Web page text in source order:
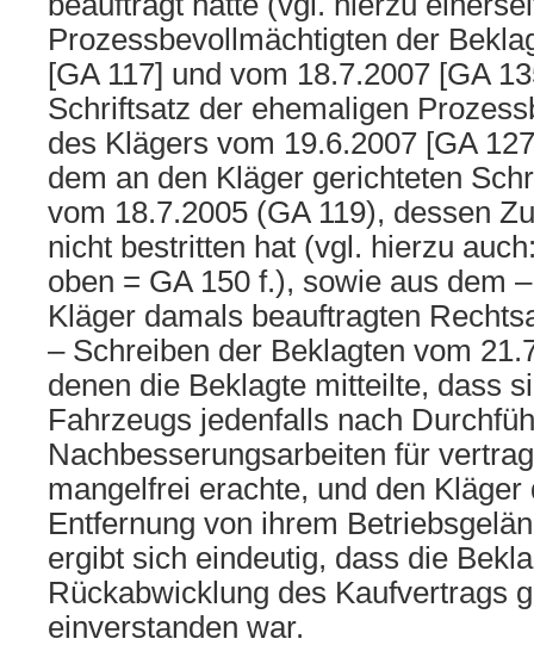
Prozessbevollmächtigten der
[GA 117] und vom 18.7.2007 [GA
Schriftsatz der ehemaligen
des Klägers vom 19.6.2007 [GA
dem an den Kläger gerichteten
vom 18.7.2005 (GA 119), dessen
nicht bestritten hat (vgl. hierzu
oben = GA 150 f.), sowie aus dem
Kläger damals beauftragten
– Schreiben der Beklagten vom
denen die Beklagte mitteilte, dass
Fahrzeugs jedenfalls nach
Nachbesserungsarbeiten für
mangelfrei erachte, und den Kläger
Entfernung von ihrem
ergibt sich eindeutig, dass die
Rückabwicklung des Kaufvertrags
einverstanden war.